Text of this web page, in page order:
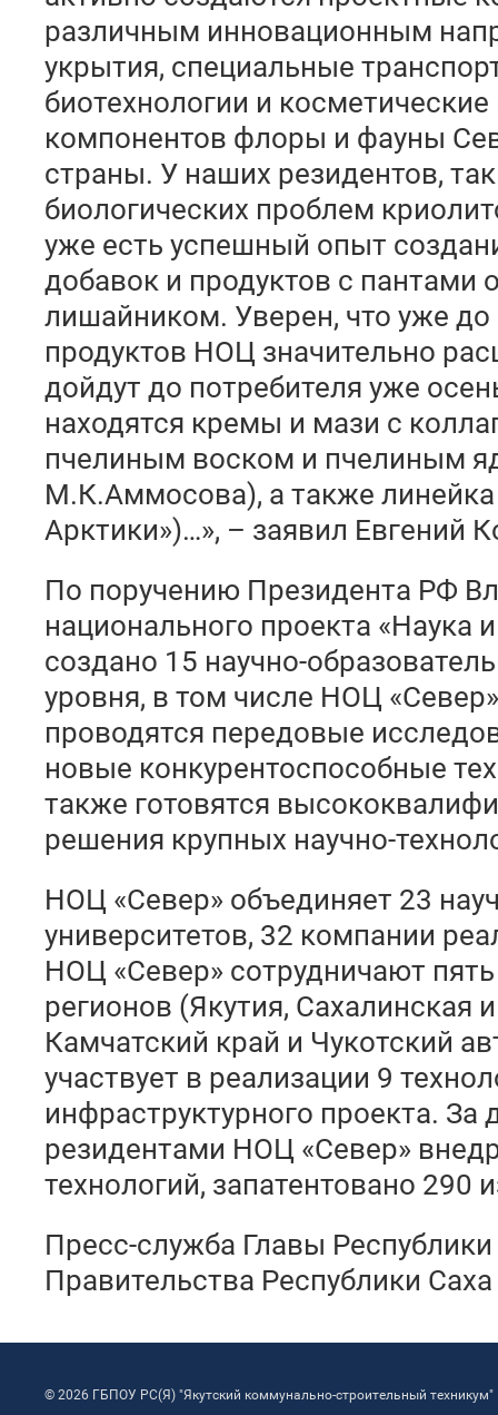
различным инновационным
укрытия, специальные
биотехнологии и
компонентов флоры и фауны
страны. У наших резидентов,
биологических проблем
уже есть успешный опыт
добавок и продуктов с пантами
лишайником. Уверен, что уже до
продуктов НОЦ значительно
дойдут до потребителя уже
находятся кремы и мази с
пчелиным воском и пчелиным
М.К.Аммосова), а также
Арктики»)…», – заявил Евгений
По поручению Президента РФ
национального проекта «Наука
создано 15 научно-
уровня, в том числе НОЦ
проводятся передовые
новые конкурентоспособные
также готовятся
решения крупных научно-
НОЦ «Север» объединяет 23
университетов, 32 компании
НОЦ «Север» сотрудничают
регионов (Якутия, Сахалинская
Камчатский край и Чукотский
участвует в реализации 9
инфраструктурного проекта. За
резидентами НОЦ «Север»
технологий, запатентовано 290
Пресс-служба Главы
Правительства Республики
© 2026 ГБПОУ РС(Я) "Якутский коммунально-строительный техникум"